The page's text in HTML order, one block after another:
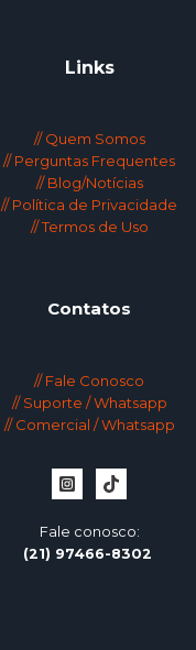
Links
// Quem Somos
// Perguntas Frequentes
// Blog/Notícias
// Política de Privacidade
// Termos de Uso
Contatos
// Fale Conosco
// Suporte / Whatsapp
// Comercial / Whatsapp
Fale conosco:
(21) 97466-8302